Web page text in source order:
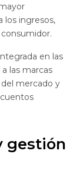
los ingresos,
en las
las marcas
mercado y
gestión